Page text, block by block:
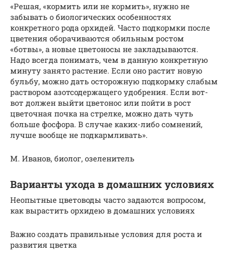
«Решая, «кормить или не кормить», нужно не
забывать о биологических особенностях
конкретного рода орхидей. Часто подкормки после
цветения оборачиваются обильным ростом
«ботвы», а новые цветоносы не закладываются.
Надо всегда понимать, чем в данную конкретную
минуту занято растение. Если оно растит новую
бульбу, можно дать осторожную подкормку слабым
раствором азотсодержащего удобрения. Если вот-
вот должен выйти цветонос или пойти в рост
цветочная почка на стрелке, можно дать чуть
больше фосфора. В случае каких-либо сомнений,
лучше вообще не подкармливать».
М. Иванов, биолог, озеленитель
Варианты ухода в домашних условиях
Неопытные цветоводы часто задаются вопросом,
как вырастить орхидею в домашних условиях
Важно создать правильные условия для роста и
развития цветка